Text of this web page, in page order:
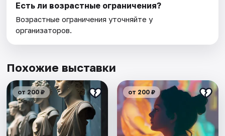
Есть ли возрастные ограничения?
Возрастные ограничения уточняйте у
организаторов.
Похожие выставки
от 200 ₽ от 200 ₽